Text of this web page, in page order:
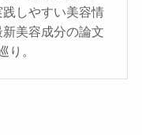
しやすい美容情
美容成分の論文
り。